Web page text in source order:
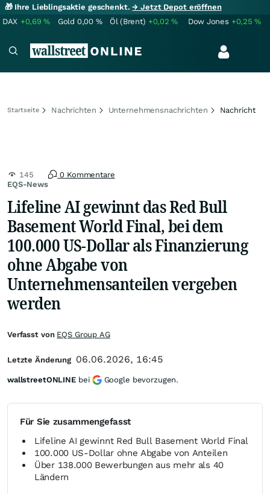
🎁 Ihre Lieblingsaktie geschenkt.→ Jetzt Depot eröffnen
DAX +0,69% Gold 0,00 % Öl (Brent) +0,02% Dow Jones +0,25%
Startseite Nachrichten Unternehmensnachrichten Nachricht
EQS-News
145 0 Kommentare
Lifeline AI gewinnt das Red Bull
Basement World Final, bei dem
100.000 US-Dollar als Finanzierung
ohne Abgabe von
Unternehmensanteilen vergeben
werden
Für Sie zusammengefasst
Lifeline AI gewinnt Red Bull Basement World Final
100.000 US-Dollar ohne Abgabe von Anteilen
Über 138.000 Bewerbungen aus mehr als 40
Ländern
Verfasst von EQS Group AG
Letzte Änderung 06.06.2026, 16:45
wallstreetONLINE bei Google bevorzugen.